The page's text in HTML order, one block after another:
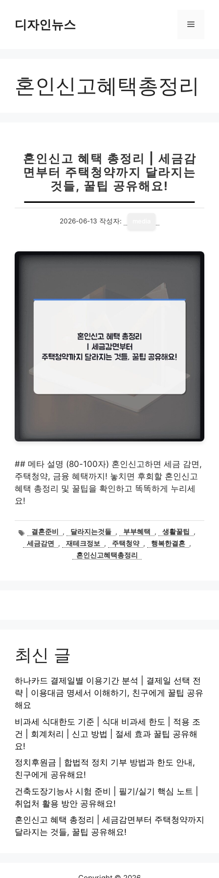
디자인뉴스 메
혼인신고혜택총정리
혼인신고 혜택 총정리 | 세금감
면부터 주택청약까지 달라지는
것들, 꿀팁 공유해요!
2026-06-13 작성자:
## 메타 설명 (80-100자) 혼인신고하면 세금 감면,
주택청약, 금융 혜택까지! 놓치면 후회할 혼인신고
혜택 총정리 및 꿀팁을 확인하고 똑똑하게 누리세
요!
태
그
결혼준비 , 달라지는것들 , 부부혜택 , 생활꿀팁
,
세금감면
, 재테크정보 , 주택청약 , 행복한결혼 ,
혼인신고혜택총정리
최신 글
하나카드 결제일별 이용기간 분석 | 결제일 선택 전
략 | 이용대금 명세서 이해하기, 친구에게 꿀팁 공유
해요
비과세 식대한도 기준 | 식대 비과세 한도 | 적용 조
건 | 회계처리 | 신고 방법 | 절세 효과 꿀팁 공유해
요!
정치후원금 | 합법적 정치 기부 방법과 한도 안내,
친구에게 공유해요!
건축도장기능사 시험 준비 | 필기/실기 핵심 노트 |
취업처 활용 방안 공유해요!
혼인신고 혜택 총정리 | 세금감면부터 주택청약까지
달라지는 것들, 꿀팁 공유해요!